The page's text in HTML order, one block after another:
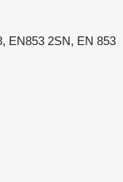
EN853 2SN, EN 853